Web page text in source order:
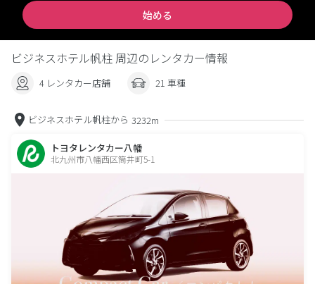
始める
ビジネスホテル帆柱 周辺のレンタカー情報
4 レンタカー店舗 21 車種
ビジネスホテル帆柱から 3232m
トヨタレンタカー八幡
北九州市八幡西区筒井町5-1